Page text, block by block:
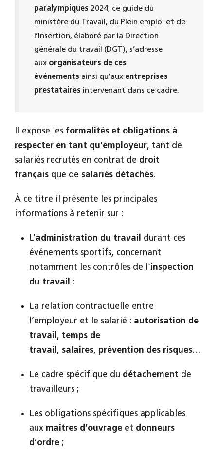
paralympiques 2024, ce guide du
ministère du Travail, du Plein emploi et de
l’Insertion, élaboré par la Direction
générale du travail (DGT), s’adresse
aux organisateurs de ces
événements ainsi qu’aux entreprises
prestataires intervenant dans ce cadre.
Il expose les formalités et obligations à
respecter en tant qu’employeur, tant de
salariés recrutés en contrat de droit
français que de salariés détachés.
À ce titre il présente les principales
informations à retenir sur :
L’administration du travail durant ces
événements sportifs, concernant
notamment les contrôles de l’inspection
du travail ;
La relation contractuelle entre
l’employeur et le salarié : autorisation de
travail, temps de
travail, salaires, prévention des risques…
Le cadre spécifique du détachement de
travailleurs ;
Les obligations spécifiques applicables
aux maîtres d’ouvrage et donneurs
d’ordre ;